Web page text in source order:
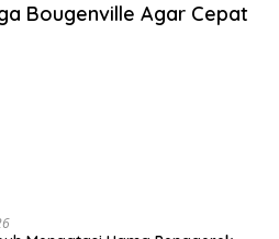
Bougenville Agar Cepat